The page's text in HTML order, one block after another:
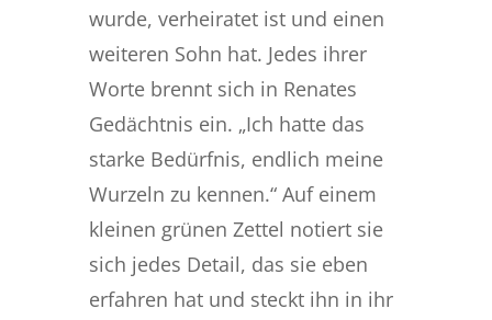
wurde, verheiratet ist und einen
weiteren Sohn hat. Jedes ihrer
Worte brennt sich in Renates
Gedächtnis ein. „Ich hatte das
starke Bedürfnis, endlich meine
Wurzeln zu kennen.“ Auf einem
kleinen grünen Zettel notiert sie
sich jedes Detail, das sie eben
erfahren hat und steckt ihn in ihr